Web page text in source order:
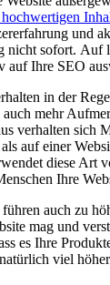
und
nicht sofort. Auf
auf Ihre SEO
in der
auch mehr
verhalten sich
auf einer
diese Art
Ihre
führen auch zu
mag und
es Ihre
viel